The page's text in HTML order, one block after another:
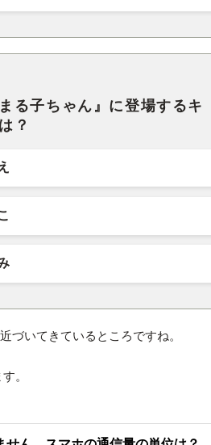
る子ちゃん』に登場するキ
？
づいてきているところですね。
。